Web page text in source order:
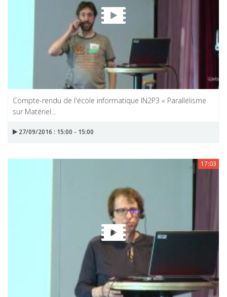
Compte-rendu de l'école informatique IN2P3 « Parallélisme
sur Matériel...
27/09/2016 : 15:00 - 15:00
17:03